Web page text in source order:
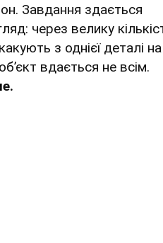
Завдання здається
через велику
з однієї деталі на
вдається не всім.